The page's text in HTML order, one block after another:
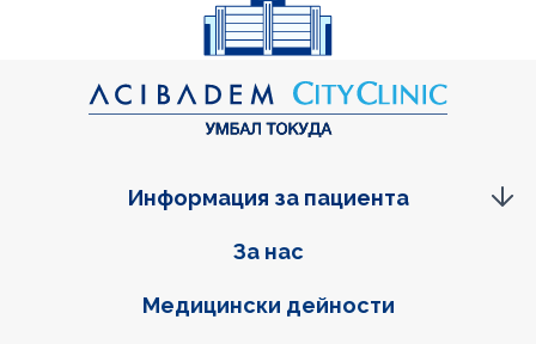
Фуутер навигация
За нас
Медицински дейности
Информация за пациента